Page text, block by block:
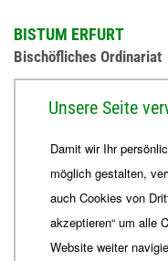
BISTUM ERFURT
Bischöfliches Ordinariat
+49 361 6572-444
ordinariat
Unsere Seite
Damit wir Ihr
möglich gestalten,
auch Cookies von
akzeptieren“ um alle
Website weiter